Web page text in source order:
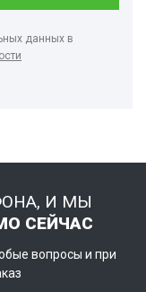
данных в
И МЫ
СЕЙЧАС
вопросы и при